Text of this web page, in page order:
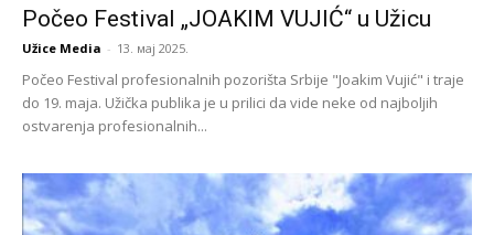
Počeo Festival „JOAKIM VUJIĆ“ u Užicu
Užice Media - 13. мај 2025.
Počeo Festival profesionalnih pozorišta Srbije "Joakim Vujić" i traje
do 19. maja. Užička publika je u prilici da vide neke od najboljih
ostvarenja profesionalnih...